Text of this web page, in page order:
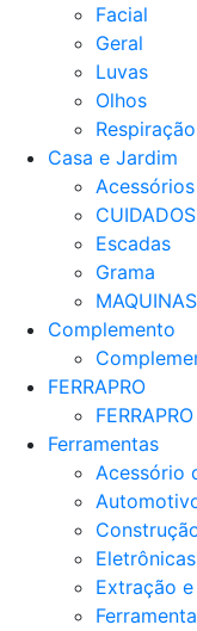
Facial
Geral
Luvas
Olhos
Respiração
Casa e Jardim
Acessórios
Escadas
Grama
Complemento
FERRAPRO
Ferramentas
Acessório
Eletrônicas
Extração